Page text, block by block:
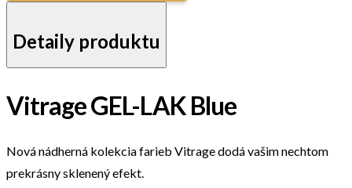
Detaily produktu
Vitrage GEL-LAK Blue
Nová nádherná kolekcia farieb Vitrage dodá vašim nechtom
prekrásny sklenený efekt.